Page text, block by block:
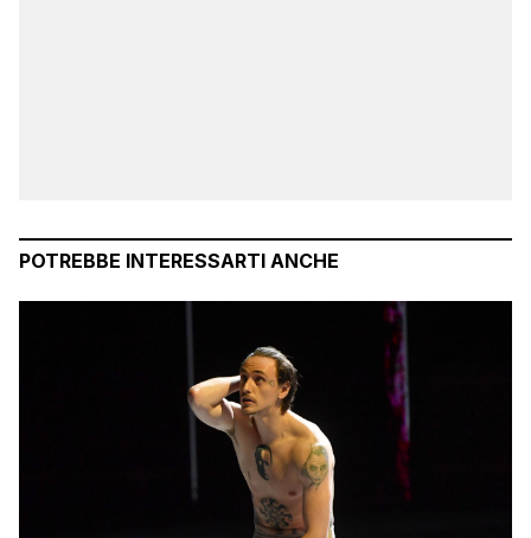
POTREBBE INTERESSARTI ANCHE